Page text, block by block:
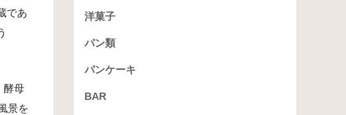
であ
酵母
景を
洋菓子
パン類
パンケーキ
BAR